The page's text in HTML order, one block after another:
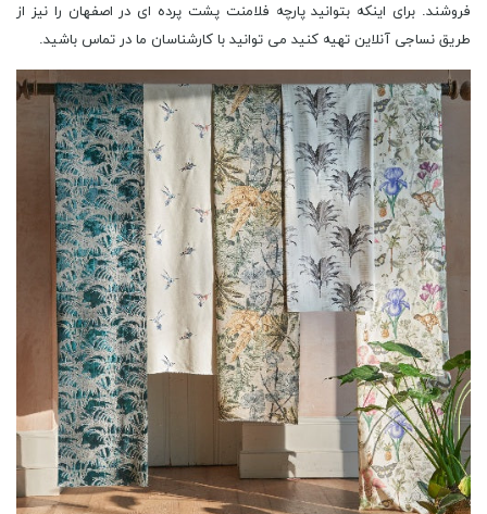
فروشند. برای اینکه بتوانید پارچه فلامنت پشت پرده ای در اصفهان را نیز از
طریق نساجی آنلاین تهیه کنید می توانید با کارشناسان ما در تماس باشید.